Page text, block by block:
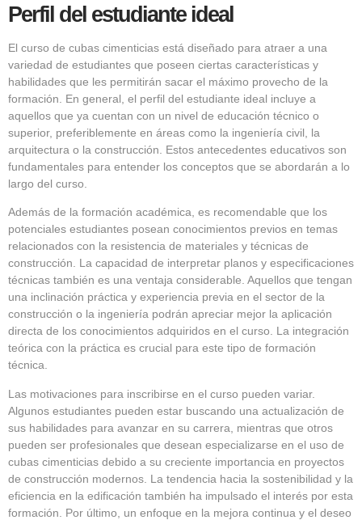
Perfil del estudiante ideal
El curso de cubas cimenticias está diseñado para atraer a una
variedad de estudiantes que poseen ciertas características y
habilidades que les permitirán sacar el máximo provecho de la
formación. En general, el perfil del estudiante ideal incluye a
aquellos que ya cuentan con un nivel de educación técnico o
superior, preferiblemente en áreas como la ingeniería civil, la
arquitectura o la construcción. Estos antecedentes educativos son
fundamentales para entender los conceptos que se abordarán a lo
largo del curso.
Además de la formación académica, es recomendable que los
potenciales estudiantes posean conocimientos previos en temas
relacionados con la resistencia de materiales y técnicas de
construcción. La capacidad de interpretar planos y especificaciones
técnicas también es una ventaja considerable. Aquellos que tengan
una inclinación práctica y experiencia previa en el sector de la
construcción o la ingeniería podrán apreciar mejor la aplicación
directa de los conocimientos adquiridos en el curso. La integración
teórica con la práctica es crucial para este tipo de formación
técnica.
Las motivaciones para inscribirse en el curso pueden variar.
Algunos estudiantes pueden estar buscando una actualización de
sus habilidades para avanzar en su carrera, mientras que otros
pueden ser profesionales que desean especializarse en el uso de
cubas cimenticias debido a su creciente importancia en proyectos
de construcción modernos. La tendencia hacia la sostenibilidad y la
eficiencia en la edificación también ha impulsado el interés por esta
formación. Por último, un enfoque en la mejora continua y el deseo